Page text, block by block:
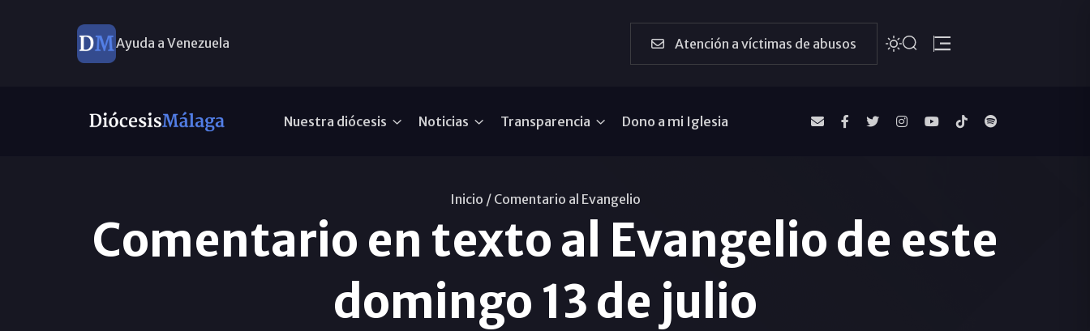
Ayuda a Venezuela Atención a víctimas de abusos
Nuestra diócesis Noticias Transparencia Dono a mi Iglesia
Inicio / Comentario al Evangelio
Comentario en texto al Evangelio de este
domingo 13 de julio